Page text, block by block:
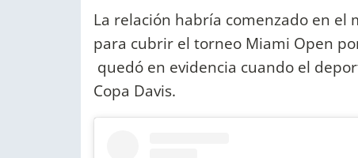
La relación habría comenzado en el
para cubrir el torneo Miami Open
quedó en evidencia cuando el
Copa Davis.